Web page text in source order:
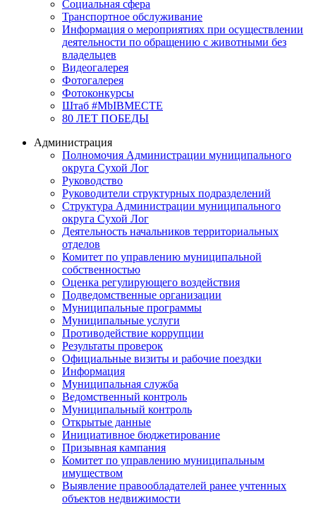
Социальная сфера
Транспортное обслуживание
Информация о мероприятиях при осуществлении
деятельности по обращению с животными без
владельцев
Видеогалерея
Фотогалерея
Фотоконкурсы
Штаб #MbIBMECTE
80 ЛЕТ ПОБЕДЫ
Администрация
Полномочия Администрации муниципального
округа Сухой Лог
Руководство
Руководители структурных подразделений
Структура Администрации муниципального
округа Сухой Лог
Деятельность начальников территориальных
отделов
Комитет по управлению муниципальной
собственностью
Оценка регулирующего воздействия
Подведомственные организации
Муниципальные программы
Муниципальные услуги
Противодействие коррупции
Результаты проверок
Официальные визиты и рабочие поездки
Информация
Муниципальная служба
Ведомственный контроль
Муниципальный контроль
Открытые данные
Инициативное бюджетирование
Призывная кампания
Комитет по управлению муниципальным
имуществом
Выявление правообладателей ранее учтенных
объектов недвижимости